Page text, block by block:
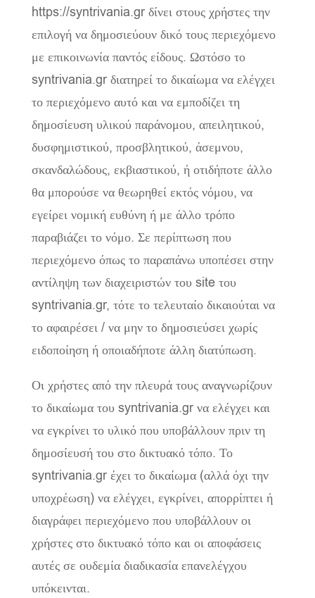
https://syntrivania.gr δίνει στους χρήστες την
επιλογή να δημοσιεύουν δικό τους περιεχόμενο
με επικοινωνία παντός είδους. Ωστόσο το
syntrivania.gr διατηρεί το δικαίωμα να ελέγχει
το περιεχόμενο αυτό και να εμποδίζει τη
δημοσίευση υλικού παράνομου, απειλητικού,
δυσφημιστικού, προσβλητικού, άσεμνου,
σκανδαλώδους, εκβιαστικού, ή οτιδήποτε άλλο
θα μπορούσε να θεωρηθεί εκτός νόμου, να
εγείρει νομική ευθύνη ή με άλλο τρόπο
παραβιάζει το νόμο. Σε περίπτωση που
περιεχόμενο όπως το παραπάνω υποπέσει στην
αντίληψη των διαχειριστών του site του
syntrivania.gr, τότε το τελευταίο δικαιούται να
το αφαιρέσει / να μην το δημοσιεύσει χωρίς
ειδοποίηση ή οποιαδήποτε άλλη διατύπωση.
Οι χρήστες από την πλευρά τους αναγνωρίζουν
το δικαίωμα του syntrivania.gr να ελέγχει και
να εγκρίνει το υλικό που υποβάλλουν πριν τη
δημοσίευσή του στο δικτυακό τόπο. Το
syntrivania.gr έχει το δικαίωμα (αλλά όχι την
υποχρέωση) να ελέγχει, εγκρίνει, απορρίπτει ή
διαγράφει περιεχόμενο που υποβάλλουν οι
χρήστες στο δικτυακό τόπο και οι αποφάσεις
αυτές σε ουδεμία διαδικασία επανελέγχου
υπόκεινται.